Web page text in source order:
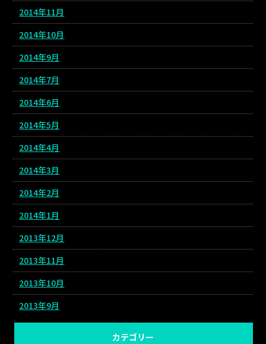
2014年11月
2014年10月
2014年9月
2014年7月
2014年6月
2014年5月
2014年4月
2014年3月
2014年2月
2014年1月
2013年12月
2013年11月
2013年10月
2013年9月
カテゴリー